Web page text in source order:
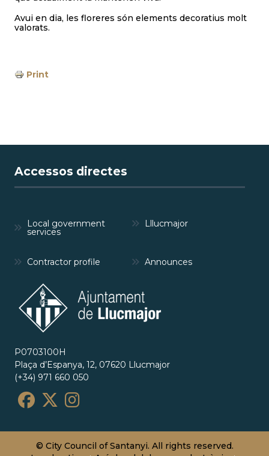
Avui en dia, les floreres són elements decoratius molt
valorats.
Print
Accessos directes
Local government
services
Lllucmajor
Contractor profile Announces
P0703100H
Plaça d’Espanya, 12, 07620 Llucmajor
(+34) 971 660 050
© City Council of Santanyi. All rights reserved.